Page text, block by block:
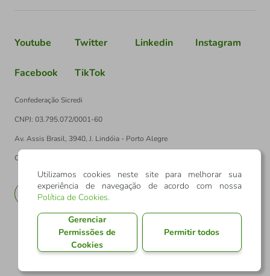
Youtube Twitter Linkedin Instagram
Facebook TikTok
Confederação Sicredi
CNPJ: 03.795.072/0001-60
Av. Assis Brasil, 3940, J. Lindóia - Porto Alegre
CEP: 91010-003
EN
Utilizamos cookies neste site para melhorar sua
experiência de navegação de acordo com nossa
Política de Cookies.
Gerenciar
Permissões de
Cookies
Permitir todos